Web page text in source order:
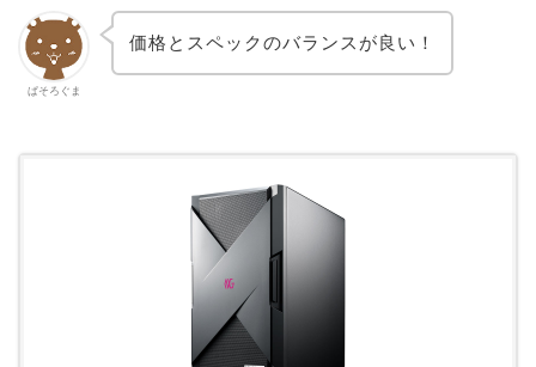
ぱそろぐま
価格とスペックのバランスが良い！